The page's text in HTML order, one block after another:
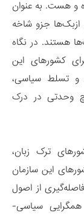
و هست. به عنوان
ازبک‌ها جزو شاخه
هستند. در نگاه
کشورهای این
و تسلط سیاسی،
وحدتی در درک
ترک زبان،
این سازمان
از اصول
سیاسی-